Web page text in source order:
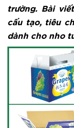
trường. Bài
cấu tạo, tiêu
dành cho nho